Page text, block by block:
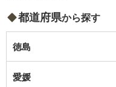
都道府県から探す
徳島
愛媛